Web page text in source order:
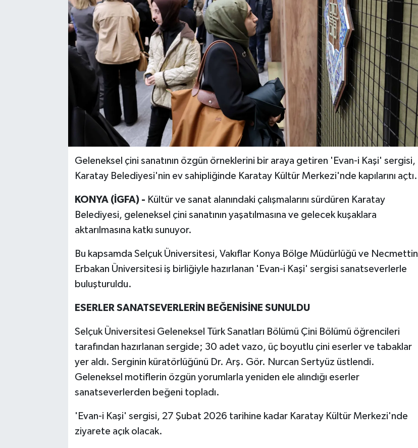
Geleneksel çini sanatının özgün örneklerini bir araya getiren 'Evan-i Kaşi' sergisi,
Karatay Belediyesi'nin ev sahipliğinde Karatay Kültür Merkezi'nde kapılarını açtı.
KONYA (İGFA) - Kültür ve sanat alanındaki çalışmalarını sürdüren Karatay
Belediyesi, geleneksel çini sanatının yaşatılmasına ve gelecek kuşaklara
aktarılmasına katkı sunuyor.
Bu kapsamda Selçuk Üniversitesi, Vakıflar Konya Bölge Müdürlüğü ve Necmettin
Erbakan Üniversitesi iş birliğiyle hazırlanan 'Evan-i Kaşi' sergisi sanatseverlerle
buluşturuldu.
ESERLER SANATSEVERLERİN BEĞENİSİNE SUNULDU
Selçuk Üniversitesi Geleneksel Türk Sanatları Bölümü Çini Bölümü öğrencileri
tarafından hazırlanan sergide; 30 adet vazo, üç boyutlu çini eserler ve tabaklar
yer aldı. Serginin küratörlüğünü Dr. Arş. Gör. Nurcan Sertyüz üstlendi.
Geleneksel motiflerin özgün yorumlarla yeniden ele alındığı eserler
sanatseverlerden beğeni topladı.
'Evan-i Kaşi' sergisi, 27 Şubat 2026 tarihine kadar Karatay Kültür Merkezi'nde
ziyarete açık olacak.